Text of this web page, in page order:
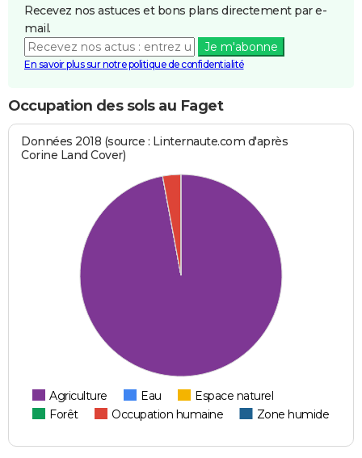
Recevez nos astuces et bons plans directement par e-
mail.
Je m'abonne
En savoir plus sur notre politique de confidentialité
Occupation des sols au Faget
Données 2018 (source : Linternaute.com d'après
Corine Land Cover)
Agriculture Eau
Espace naturel
Forêt
Occupation humaine Zone humide